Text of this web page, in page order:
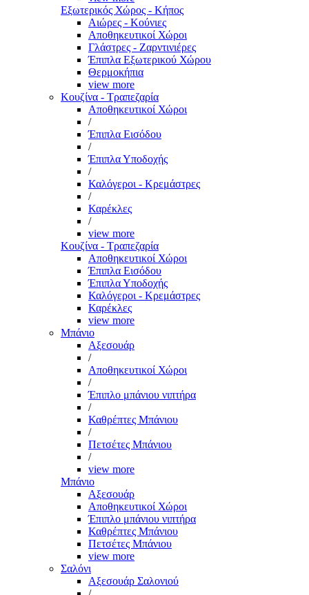
Εξωτερικός Χώρος - Κήπος
Αιώρες - Κούνιες
Αποθηκευτικοί Χώροι
Γλάστρες - Ζαρντινιέρες
Έπιπλα Εξωτερικού Χώρου
Θερμοκήπια
view more
Κουζίνα - Τραπεζαρία
Αποθηκευτικοί Χώροι
/
Έπιπλα Εισόδου
/
Έπιπλα Υποδοχής
/
Καλόγεροι - Κρεμάστρες
/
Καρέκλες
/
view more
Κουζίνα - Τραπεζαρία
Αποθηκευτικοί Χώροι
Έπιπλα Εισόδου
Έπιπλα Υποδοχής
Καλόγεροι - Κρεμάστρες
Καρέκλες
view more
Μπάνιο
Αξεσουάρ
/
Αποθηκευτικοί Χώροι
/
Έπιπλο μπάνιου νιπτήρα
/
Καθρέπτες Μπάνιου
/
Πετσέτες Μπάνιου
/
view more
Μπάνιο
Αξεσουάρ
Αποθηκευτικοί Χώροι
Έπιπλο μπάνιου νιπτήρα
Καθρέπτες Μπάνιου
Πετσέτες Μπάνιου
view more
Σαλόνι
Αξεσουάρ Σαλονιού